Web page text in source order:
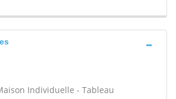
Individuelle - Tableau